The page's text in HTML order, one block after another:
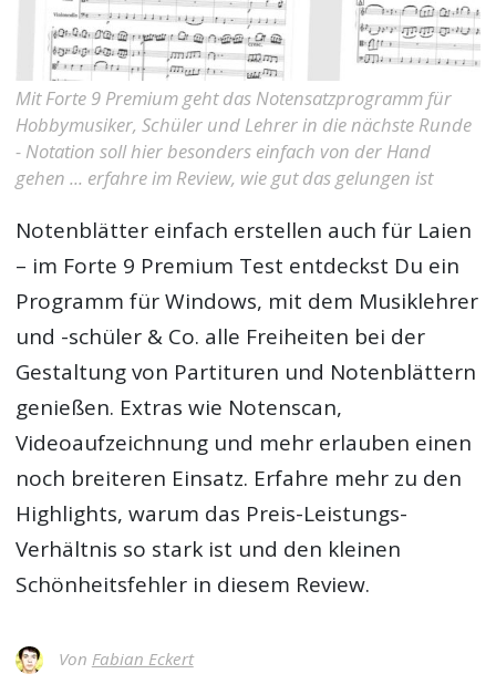
Mit Forte 9 Premium geht das Notensatzprogramm für
Hobbymusiker, Schüler und Lehrer in die nächste Runde
- Notation soll hier besonders einfach von der Hand
gehen ... erfahre im Review, wie gut das gelungen ist
Notenblätter einfach erstellen auch für Laien
– im Forte 9 Premium Test entdeckst Du ein
Programm für Windows, mit dem Musiklehrer
und -schüler & Co. alle Freiheiten bei der
Gestaltung von Partituren und Notenblättern
genießen. Extras wie Notenscan,
Videoaufzeichnung und mehr erlauben einen
noch breiteren Einsatz. Erfahre mehr zu den
Highlights, warum das Preis-Leistungs-
Verhältnis so stark ist und den kleinen
Schönheitsfehler in diesem Review.
Von Fabian Eckert